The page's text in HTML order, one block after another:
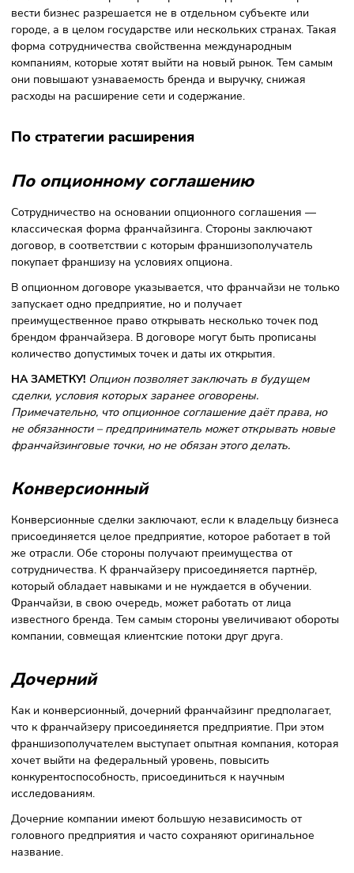
(доставка мебели для магазина, регулярные поставки
товаров, составление ассортимента и т.д.) выполняет
франчайзер. На предпринимателя, который купил
бизнес-модель, могут лечь функции по управлению
сотрудниками, выплате заработных плат, оплате аренды.
Индивидуальный
Индивидуальная модель ведения бизнеса
франчайзи вправе открыть только одно предприятие.
этом вводятся территориальные ограничения —
указывает, в каком регионе разрешено вести бизнес.
Районный
Франчайзер даёт предпринимателю больше
для развития: франчайзи может открывать предприятия
пределах целого региона. Однако требуется
головной компанией количество точек, дату и место их
открытия. В числе районных франшиз выделяют
субфранчайзинговые предприятия и мастер-франшизы.
предпринимателю право не только вести бизнес на
отдельной территории, но и продавать франшизу другим
бизнесменам.
Мастер-франшиза— формат, который даёт франчайзи
наибольшую свободу действий. Покупатель получает
исключительное право распоряжаться франшизой. При
вести бизнес разрешается не в отдельном субъекте или
городе, а в целом государстве или нескольких странах.
форма сотрудничества свойственна международным
они повышают узнаваемость бренда и выручку, снижая
По стратегии расширения
По опционному соглашению
Сотрудничество на основании опционного соглашения —
классическая форма франчайзинга. Стороны заключают